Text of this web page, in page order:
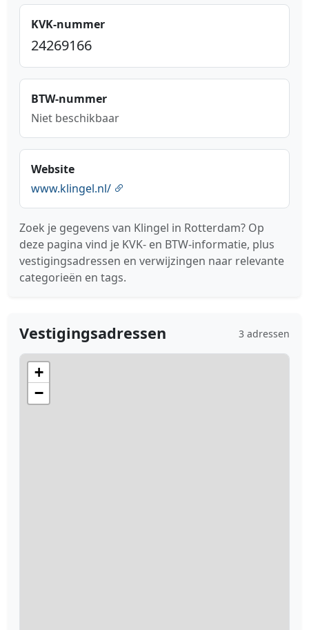
KVK-nummer
24269166
BTW-nummer
Niet beschikbaar
Website
www.klingel.nl/
Zoek je gegevens van Klingel in Rotterdam? Op
deze pagina vind je KVK- en BTW-informatie, plus
vestigingsadressen en verwijzingen naar relevante
categorieën en tags.
Vestigingsadressen 3 adressen
+
−